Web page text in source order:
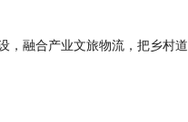
，融合产业文旅物流，把乡村